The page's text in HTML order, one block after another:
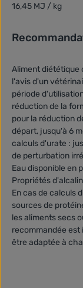
16,45 MJ / kg
Aliment diététique
l'avis d'un
période
réduction de la
pour la réduction
départ, jusqu'à 6
calculs d'urate :
de perturbation
Eau disponible en
Propriétés
En cas de calculs
sources de
les aliments secs
recommandée est
être adaptée à